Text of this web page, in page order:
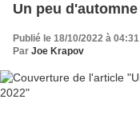
Un peu
Publié le 18/10/2022 à 04:31
Par Joe Krapov